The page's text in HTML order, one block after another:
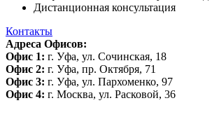
Дистанционная консультация
Контакты
Адреса Офисов:
Офис 1: г. Уфа, ул. Сочинская, 18
Офис 2: г. Уфа, пр. Октября, 71
Офис 3: г. Уфа, ул. Пархоменко, 97
Офис 4: г. Москва, ул. Расковой, 36